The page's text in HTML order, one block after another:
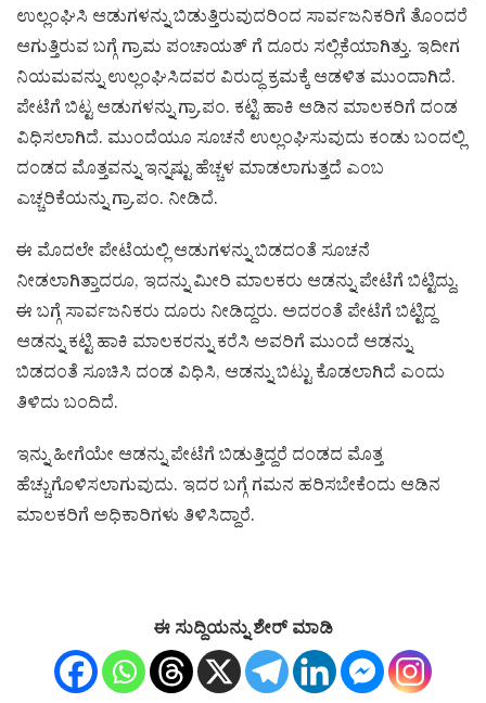
ಉಲ್ಲಂಘಿಸಿ ಆಡುಗಳನ್ನು ಬಿಡುತ್ತಿರುವುದರಿಂದ ಸಾರ್ವಜನಿಕರಿಗೆ ತೊಂದರೆ
ಆಗುತ್ತಿರುವ ಬಗ್ಗೆ ಗ್ರಾಮ ಪಂಚಾಯತ್‌ ಗೆ ದೂರು ಸಲ್ಲಿಕೆಯಾಗಿತ್ತು. ಇದೀಗ
ನಿಯಮವನ್ನು ಉಲ್ಲಂಘಿಸಿದವರ ವಿರುದ್ಧ ಕ್ರಮಕ್ಕೆ ಆಡಳಿತ ಮುಂದಾಗಿದೆ.
ಪೇಟೆಗೆ ಬಿಟ್ಟ ಆಡುಗಳನ್ನು ಗ್ರಾ.ಪಂ. ಕಟ್ಟಿ ಹಾಕಿ ಆಡಿನ ಮಾಲಕರಿಗೆ ದಂಡ
ವಿಧಿಸಲಾಗಿದೆ. ಮುಂದೆಯೂ ಸೂಚನೆ ಉಲ್ಲಂಘಿಸುವುದು ಕಂಡು ಬಂದಲ್ಲಿ
ದಂಡದ ಮೊತ್ತವನ್ನು ಇನ್ನಷ್ಟು ಹೆಚ್ಚಳ ಮಾಡಲಾಗುತ್ತದೆ ಎಂಬ
ಎಚ್ಚರಿಕೆಯನ್ನು ಗ್ರಾ.ಪಂ. ನೀಡಿದೆ.
ಈ ಮೊದಲೇ ಪೇಟೆಯಲ್ಲಿ ಆಡುಗಳನ್ನು ಬಿಡದಂತೆ ಸೂಚನೆ
ನೀಡಲಾಗಿತ್ತಾದರೂ, ಇದನ್ನು ಮೀರಿ ಮಾಲಕರು ಆಡನ್ನು ಪೇಟೆಗೆ ಬಿಟ್ಟಿದ್ದು,
ಈ ಬಗ್ಗೆ ಸಾರ್ವಜನಿಕರು ದೂರು ನೀಡಿದ್ದರು. ಅದರಂತೆ ಪೇಟೆಗೆ ಬಿಟ್ಟಿದ್ದ
ಆಡನ್ನು ಕಟ್ಟಿ ಹಾಕಿ ಮಾಲಕರನ್ನು ಕರೆಸಿ ಅವರಿಗೆ ಮುಂದೆ ಆಡನ್ನು
ಬಿಡದಂತೆ ಸೂಚಿಸಿ ದಂಡ ವಿಧಿಸಿ, ಆಡನ್ನು ಬಿಟ್ಟು ಕೊಡಲಾಗಿದೆ ಎಂದು
ತಿಳಿದು ಬಂದಿದೆ.
ಇನ್ನು ಹೀಗೆಯೇ ಆಡನ್ನು ಪೇಟೆಗೆ ಬಿಡುತ್ತಿದ್ದರೆ ದಂಡದ ಮೊತ್ತ
ಹೆಚ್ಚುಗೊಳಿಸಲಾಗುವುದು. ಇದರ ಬಗ್ಗೆ ಗಮನ ಹರಿಸಬೇಕೆಂದು ಆಡಿನ
ಮಾಲಕರಿಗೆ ಅಧಿಕಾರಿಗಳು ತಿಳಿಸಿದ್ದಾರೆ.
ಈ ಸುದ್ದಿಯನ್ನು ಶೇರ್ ಮಾಡಿ